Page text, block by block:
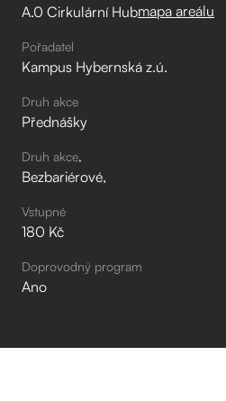
A.0 Cirkulární Hubmapa areálu
Pořadatel
Kampus Hybernská z.ú.
Druh akce
Přednášky
Druh akce
Bezbariérové
Vstupné
180 Kč
Doprovodný program
Ano